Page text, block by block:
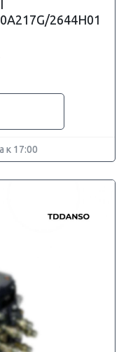
2644H01
к 17:00